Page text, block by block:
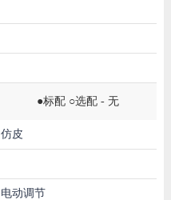
●标配 ○选配 - 无
仿皮
电动调节